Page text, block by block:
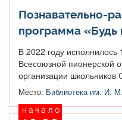
Познавательно-
программа «Будь
В 2022 году
Всесоюзной пионерской
организации
Место: Библиотека им. И.
начало